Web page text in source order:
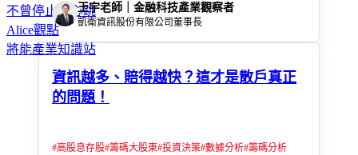
不曾停止的心跳
Alice觀點
將能產業知識站
王宇老師｜金融科技產業觀察者
凱衛資訊股份有限公司董事長
資訊越多、賠得越快？這才是散戶真正
的問題！
#高股息存股#籌碼大股東#投資決策#數據分析#籌碼分析